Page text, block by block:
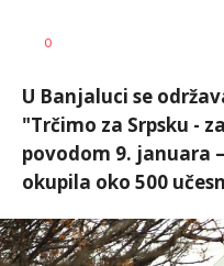
AUTOR
0
U Banjaluci se
"Trčimo za Srpsku -
povodom 9. januara
okupila oko 500